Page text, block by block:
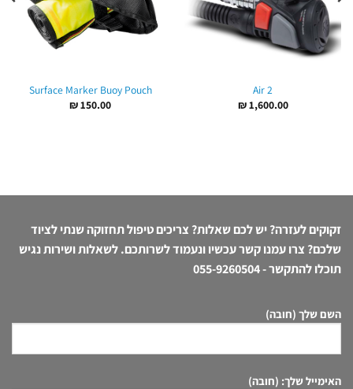
Air 2
₪1,600.00
Surface Marker Buoy Pouch
₪150.00
זקוקים לעזרה? יש לכם שאלות? צריכים טיפול תחזוקה שנתי לציוד
שלכם? צרו עמנו קשר עכשיו ונעמוד לשרותכם. לשאלות ושירות נגיש
תוכלו להתקשר -055-9260504
השם שלך (חובה)
האימייל שלך: (חובה)